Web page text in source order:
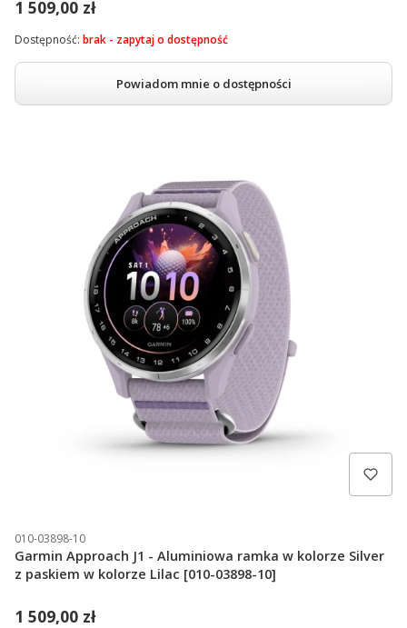
1 509,00 zł
Powiadom mnie o dostępności
Dostępność: brak - zapytaj o dostępność
010-03898-10
Garmin Approach J1 - Aluminiowa ramka w kolorze Silver
z paskiem w kolorze Lilac [010-03898-10]
1 509,00 zł